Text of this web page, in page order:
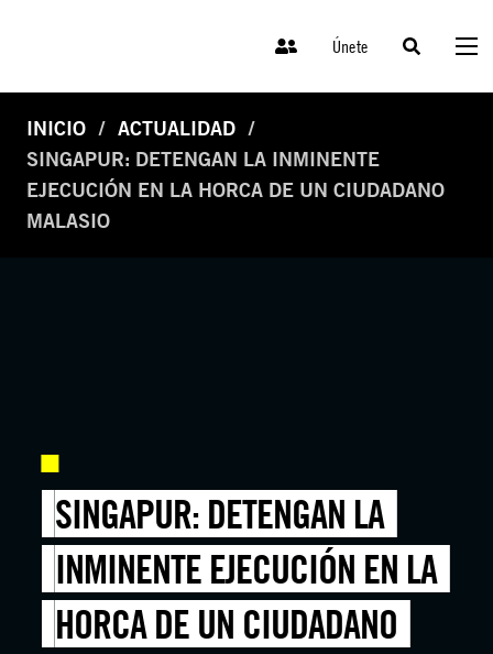
Únete
INICIO
ACTUALIDAD
SINGAPUR: DETENGAN LA INMINENTE
EJECUCIÓN EN LA HORCA DE UN CIUDADANO
MALASIO
SINGAPUR: DETENGAN LA
INMINENTE EJECUCIÓN EN LA
HORCA DE UN CIUDADANO